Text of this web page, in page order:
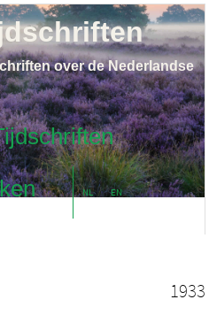
NL EN
over de Nederlandse
1933